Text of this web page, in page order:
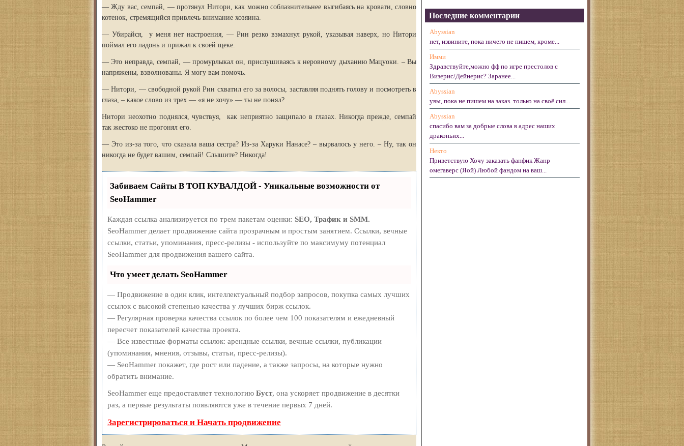
— Жду вас, семпай, — протянул Нитори, как можно соблазнительнее выгибаясь на кровати, словно
котенок, стремящийся привлечь внимание хозяина.
— Убирайся, у меня нет настроения, — Рин резко взмахнул рукой, указывая наверх, но Нитори
поймал его ладонь и прижал к своей щеке.
— Это неправда, семпай, — промурлыкал он, прислушиваясь к неровному дыханию Мацуоки. – Вы
напряжены, взволнованы. Я могу вам помочь.
— Нитори, — свободной рукой Рин схватил его за волосы, заставляя поднять голову и посмотреть в
глаза, – какое слово из трех — «я не хочу» — ты не понял?
Нитори неохотно поднялся, чувствуя, как неприятно защипало в глазах. Никогда прежде, семпай
так жестоко не прогонял его.
— Это из-за того, что сказала ваша сестра? Из-за Харуки Нанасе? – вырвалось у него. – Ну, так он
никогда не будет вашим, семпай! Слышите? Никогда!
Забиваем Сайты В ТОП КУВАЛДОЙ - Уникальные возможности от
SeoHammer
Каждая ссылка анализируется по трем пакетам оценки: SEO, Трафик и SMM.
SeoHammer делает продвижение сайта прозрачным и простым занятием. Ссылки, вечные
ссылки, статьи, упоминания, пресс-релизы - используйте по максимуму потенциал
SeoHammer для продвижения вашего сайта.
Что умеет делать SeoHammer
— Продвижение в один клик, интеллектуальный подбор запросов, покупка самых лучших
ссылок с высокой степенью качества у лучших бирж ссылок.
— Регулярная проверка качества ссылок по более чем 100 показателям и ежедневный
пересчет показателей качества проекта.
— Все известные форматы ссылок: арендные ссылки, вечные ссылки, публикации
(упоминания, мнения, отзывы, статьи, пресс-релизы).
— SeoHammer покажет, где рост или падение, а также запросы, на которые нужно
обратить внимание.
SeoHammer еще предоставляет технологию Буст, она ускоряет продвижение в десятки
раз, а первые результаты появляются уже в течение первых 7 дней.
Зарегистрироваться и Начать продвижение
Последние комментарии
Abyssian
нет, извините, пока ничего не пишем, кроме...
Имми
Здравствуйте,можно фф по игре престолов с
Визерис/Дейнерис? Заранее...
Abyssian
увы, пока не пишем на заказ. только на своё сил...
Abyssian
спасибо вам за добрые слова в адрес наших
драконьих...
Некто
Приветствую Хочу заказать фанфик Жанр
омегаверс (Яой) Любой фандом на ваш...